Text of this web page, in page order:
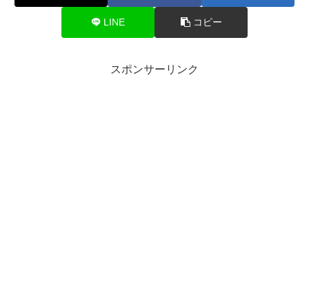
LINE コピー
スポンサーリンク